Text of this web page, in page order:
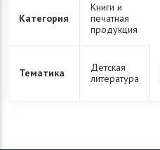
Категория
Книги и
печатная
продукция
Тематика
Детская
литература